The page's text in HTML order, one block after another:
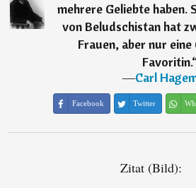
mehrere Geliebte haben.
von Beludschistan hat
Frauen, aber nur eine
Favoritin.
―Carl
Facebook Twitter
Zitat (Bild):